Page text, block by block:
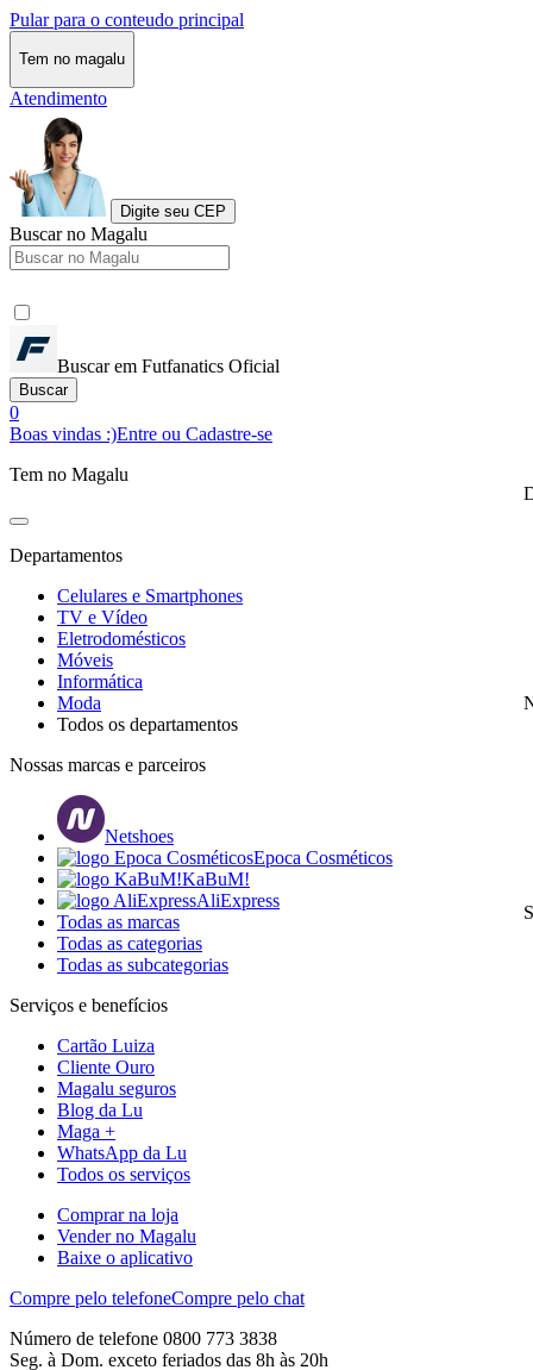
Pular para o conteudo principal
Tem no magalu
Atendimento
Digite seu CEP
Buscar no Magalu
Buscar em Futfanatics Oficial
Buscar
0
Boas vindas :)Entre ou Cadastre-se
Tem no Magalu
Departamentos
Celulares e Smartphones
TV e Vídeo
Eletrodomésticos
Móveis
Informática
Moda
Todos os departamentos
Nossas marcas e parceiros
Netshoes
Epoca Cosméticos
KaBuM!
AliExpress
Todas as marcas
Todas as categorias
Todas as subcategorias
Serviços e benefícios
Cartão Luiza
Cliente Ouro
Magalu seguros
Blog da Lu
Maga +
WhatsApp da Lu
Todos os serviços
Comprar na loja
Vender no Magalu
Baixe o aplicativo
Compre pelo telefoneCompre pelo chat
Número de telefone 0800 773 3838
Seg. à Dom. exceto feriados das 8h às 20h